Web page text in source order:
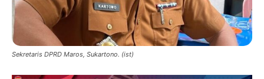
Sekretaris DPRD Maros, Sukartono. (ist)